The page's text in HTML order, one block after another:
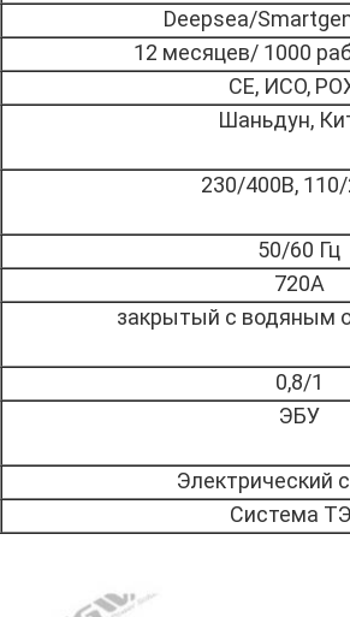
Deepsea/
12 месяцев/ 1000
СЕ, ИСО,
Шаньдун,
230/400В,
50/60 Гц
720А
закрытый с водяным
0,8/1
ЭБУ
Электрический
Система